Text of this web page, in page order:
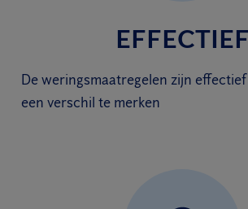
EFFECTIEF
De weringsmaatregelen zijn
een verschil te merken